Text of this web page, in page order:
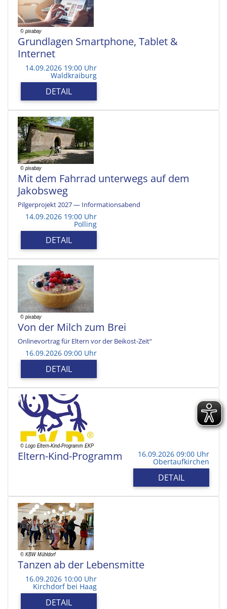
Grundlagen Smartphone, Tablet &
Internet
14.09.2026 19:00 Uhr
Waldkraiburg
DETAIL
Mit dem Fahrrad unterwegs auf dem
Jakobsweg
Pilgerprojekt 2027 — Informationsabend
14.09.2026 19:00 Uhr
Polling
DETAIL
Von der Milch zum Brei
Onlinevortrag für Eltern vor der Beikost-Zeit“
16.09.2026 09:00 Uhr
DETAIL
Eltern-Kind-Programm 16.09.2026 09:00 Uhr
Obertaufkirchen
DETAIL
Tanzen ab der Lebensmitte
16.09.2026 10:00 Uhr
Kirchdorf bei Haag
DETAIL